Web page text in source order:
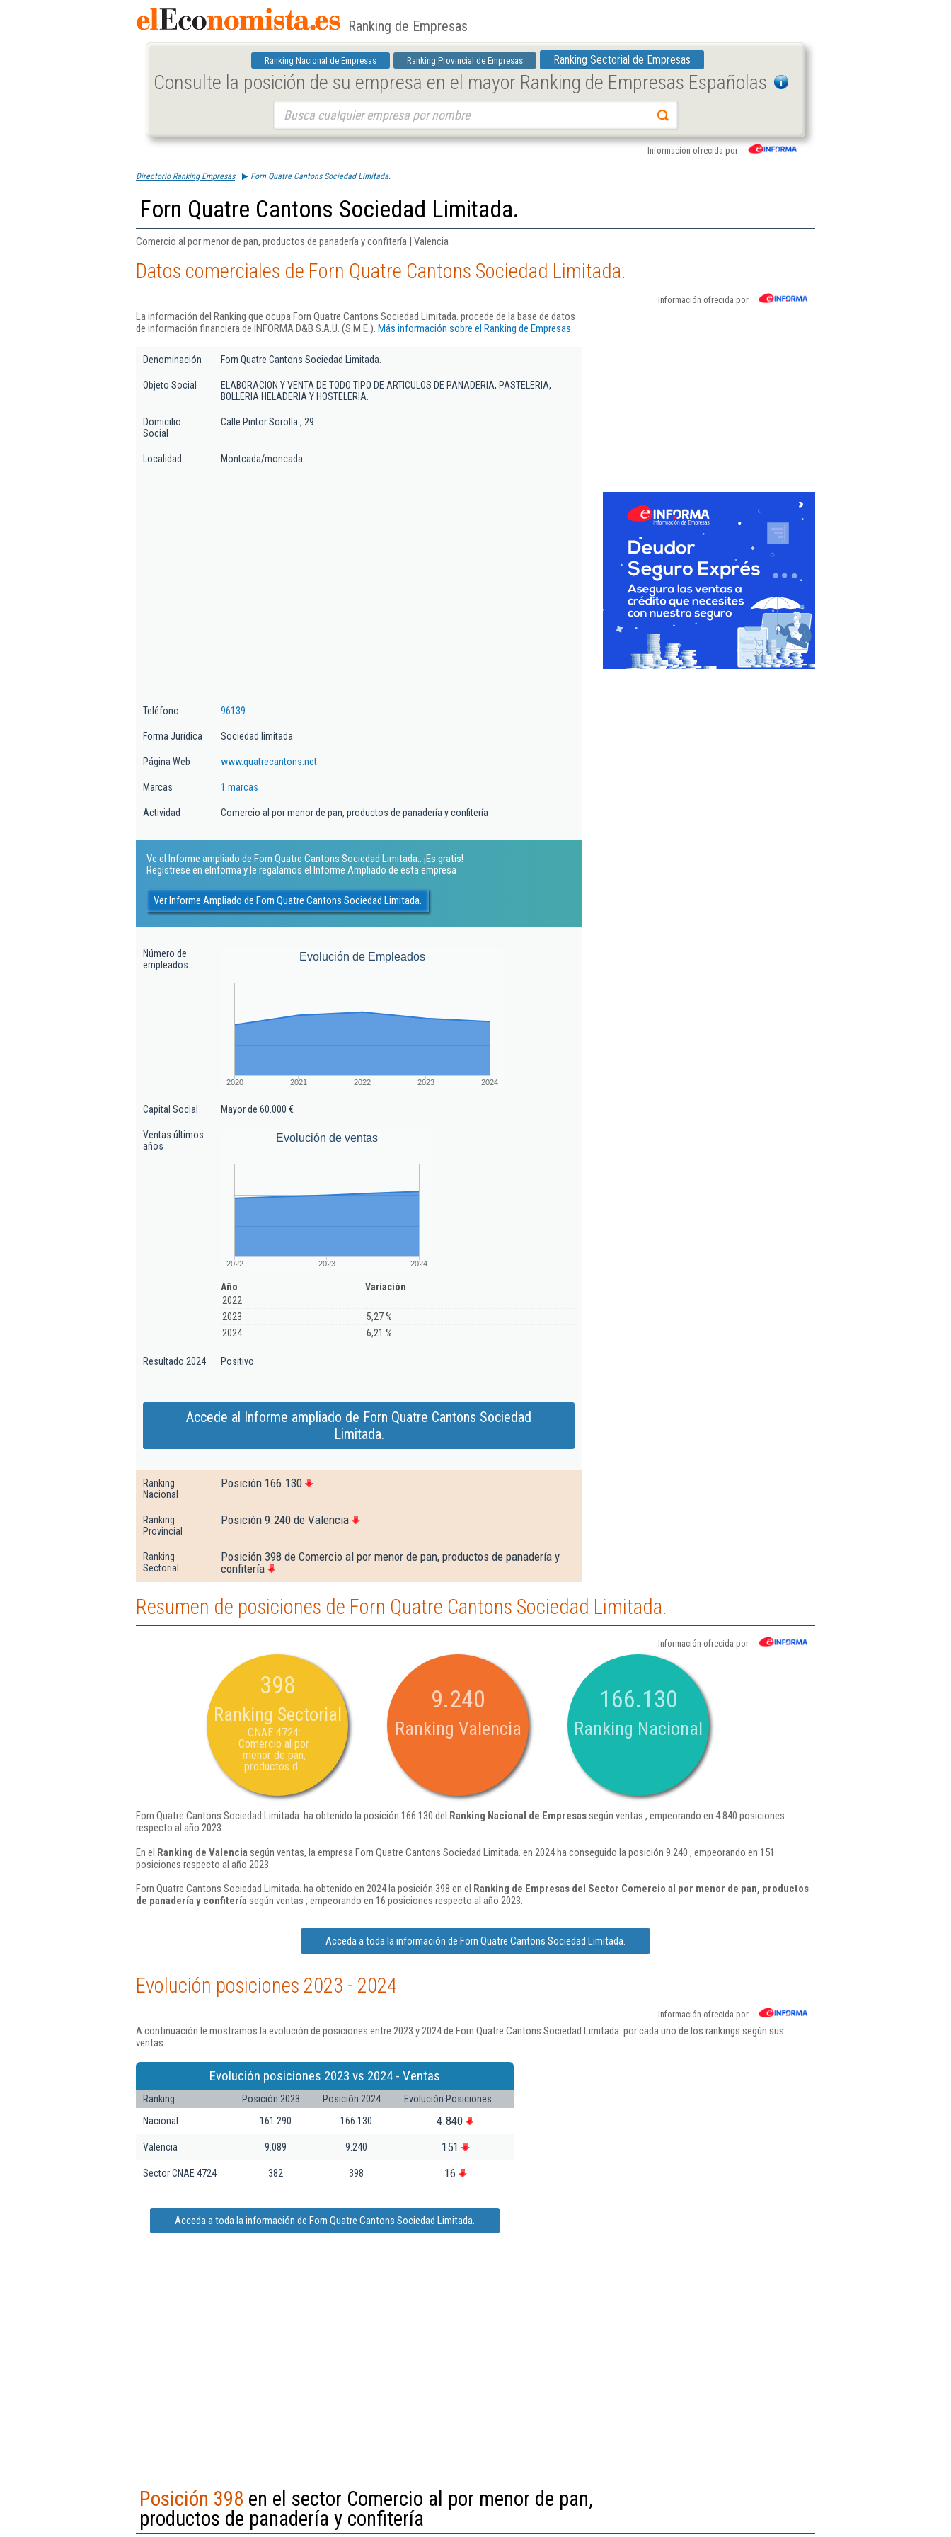
Ranking de Empresas
Ranking Nacional de Empresas Ranking Provincial de Empresas Ranking Sectorial de Empresas
Consulte la posición de su empresa en el mayor Ranking de Empresas Españolas
Información ofrecida por
Directorio Ranking Empresas Forn Quatre Cantons Sociedad Limitada.
Forn Quatre Cantons Sociedad Limitada.
Comercio al por menor de pan, productos de panadería y confitería | Valencia
Datos comerciales de Forn Quatre Cantons Sociedad Limitada.
Información ofrecida por
La información del Ranking que ocupa Forn Quatre Cantons Sociedad Limitada. procede de la base de datos
de información financiera de INFORMA D&B S.A.U. (S.M.E.). Más información sobre el Ranking de Empresas.
Denominación Forn Quatre Cantons Sociedad Limitada.
Objeto Social
ELABORACION Y VENTA DE TODO TIPO DE ARTICULOS DE PANADERIA, PASTELERIA,
BOLLERIA HELADERIA Y HOSTELERIA.
Domicilio
Social
Calle Pintor Sorolla , 29
Localidad Montcada/moncada
Teléfono 96139...
Forma Jurídica Sociedad limitada
Página Web www.quatrecantons.net
Marcas 1 marcas
Actividad Comercio al por menor de pan, productos de panadería y confitería
Ve el Informe ampliado de Forn Quatre Cantons Sociedad Limitada.. ¡Es gratis!
Regístrese en eInforma y le regalamos el Informe Ampliado de esta empresa
Ver Informe Ampliado de Forn Quatre Cantons Sociedad Limitada.
Número de
empleados
Evolución de Empleados
2020 2021 2022 2023 2024
Capital Social Mayor de 60.000 €
Ventas últimos
años
Evolución de ventas
2022 2023 2024
Año
Variación
2022
2023
5,27 %
2024
6,21 %
Resultado 2024 Positivo
Accede al Informe ampliado de Forn Quatre Cantons Sociedad
Limitada.
Ranking
Nacional
Posición 166.130
Ranking
Provincial
Posición 9.240 de Valencia
Ranking
Sectorial
Posición 398 de Comercio al por menor de pan, productos de panadería y
confitería
Resumen de posiciones de Forn Quatre Cantons Sociedad Limitada.
Información ofrecida por
398
Ranking Sectorial
CNAE 4724:
Comercio al por
menor de pan,
productos d...
9.240
Ranking Valencia
166.130
Ranking Nacional
Forn Quatre Cantons Sociedad Limitada. ha obtenido la posición 166.130 del Ranking Nacional de Empresassegún ventas , empeorando en 4.840 posiciones
respecto al año 2023.
En el Ranking de Valencia según ventas, la empresa Forn Quatre Cantons Sociedad Limitada. en 2024 ha conseguido la posición 9.240 , empeorando en 151
posiciones respecto al año 2023.
Forn Quatre Cantons Sociedad Limitada. ha obtenido en 2024 la posición 398 en el Ranking de Empresas del Sector Comercio al por menor de pan, productos
de panadería y confiteríasegún ventas , empeorando en 16 posiciones respecto al año 2023.
Acceda a toda la información de Forn Quatre Cantons Sociedad Limitada.
Evolución posiciones 2023 - 2024
Información ofrecida por
A continuación le mostramos la evolución de posiciones entre 2023 y 2024 de Forn Quatre Cantons Sociedad Limitada. por cada uno de los rankings según sus
ventas:
Evolución posiciones 2023 vs 2024 - Ventas
Ranking Posición 2023 Posición 2024
Evolución Posiciones
Nacional
161.290 166.130 4.840
Valencia 9.089 9.240 151
Sector CNAE 4724 382 398 16
Acceda a toda la información de Forn Quatre Cantons Sociedad Limitada.
Posición 398 en el sector Comercio al por menor de pan,
productos de panadería y confitería